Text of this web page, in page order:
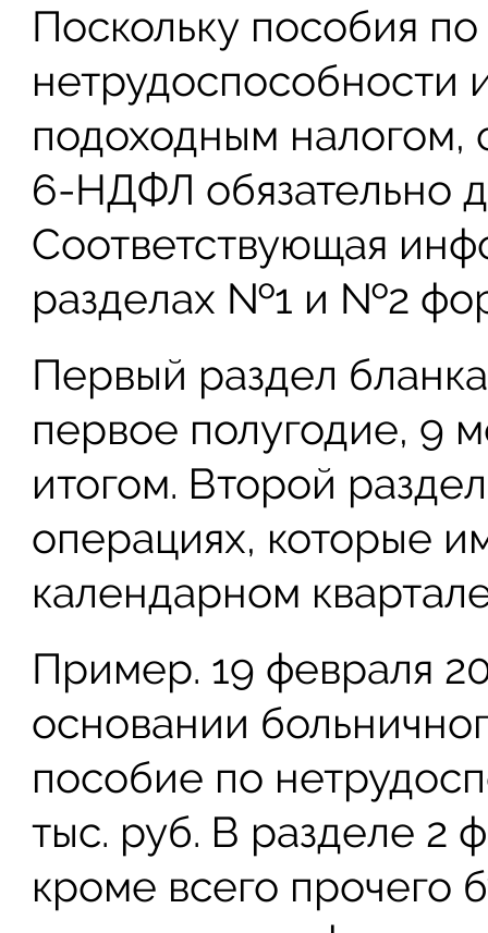
Поскольку пособия
нетрудоспособности
подоходным налогом,
6-НДФЛ обязательно
Соответствующая
разделах №1 и №2
Первый раздел бланка
первое полугодие, 9
итогом. Второй
операциях, которые
календарном
Пример. 19 февраля
основании
пособие по
тыс. руб. В разделе 2
кроме всего прочего